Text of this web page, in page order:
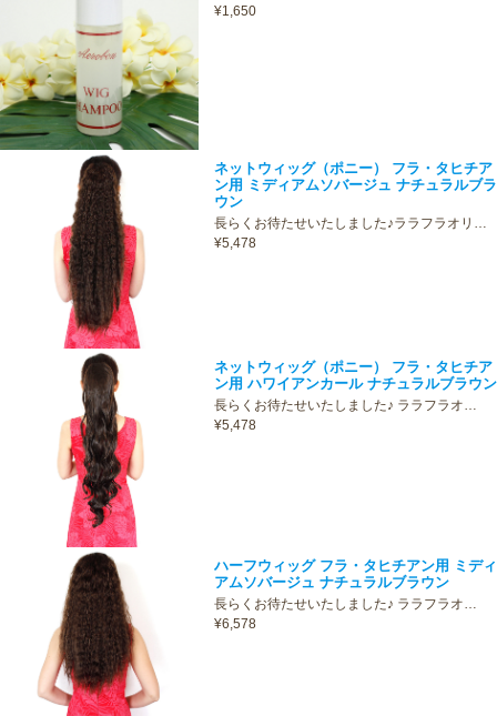
¥1,650
ネットウィッグ（ポニー） フラ・タヒチア
ン用 ミディアムソバージュ ナチュラルブラ
ウン
長らくお待たせいたしました♪ララフラオリ…
¥5,478
ネットウィッグ（ポニー） フラ・タヒチア
ン用 ハワイアンカール ナチュラルブラウン
長らくお待たせいたしました♪ ララフラオ…
¥5,478
ハーフウィッグ フラ・タヒチアン用 ミディ
アムソバージュ ナチュラルブラウン
長らくお待たせいたしました♪ ララフラオ…
¥6,578